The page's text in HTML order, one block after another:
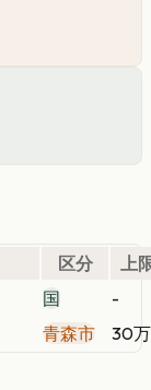
区分
上
国
-
青森市 30